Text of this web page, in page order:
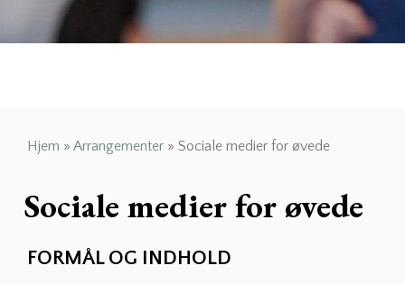
Hjem » Arrangementer » Sociale medier for øvede
Sociale medier for øvede
FORMÅL OG INDHOLD